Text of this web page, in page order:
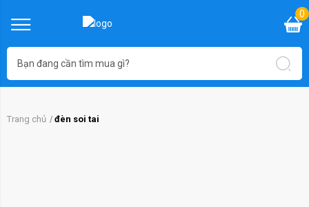
0
Trang chủ đèn soi tai